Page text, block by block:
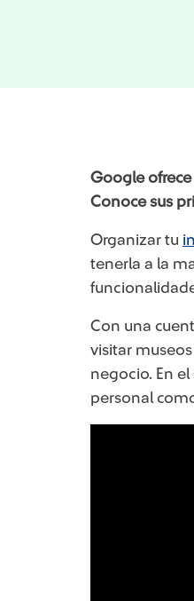
Google
Conoce sus
Organizar tu
tenerla a la
Con una
visitar
negocio. En
personal